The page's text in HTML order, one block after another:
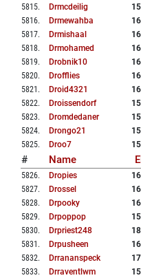
5815. Drmcdeilig
5816. Drmewahba
5817. Drmishaal
5818. Drmohamed
5819. Drobnik10
5820. Drofflies
5821 . Droid4321
5822. Droissendorf
5823. Dromdedaner
5824. Drongo21
5825. Droo7
# Name
5826. Dropies
5827. Drossel
5828. Drpooky
5829. Drpoppop
5830. Drpriest248
5831 . Drpusheen
5832. Drrananspeck
5833. Drraventlwm